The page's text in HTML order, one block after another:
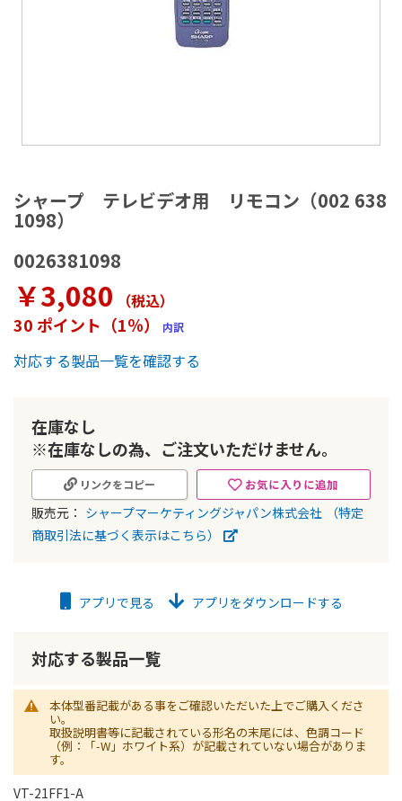
シャープ テレビデオ用 リモコン（002 638
1098）
0026381098
￥3,080 （税込）
30 ポイント（1％） 内訳
対応する製品一覧を確認する
在庫なし
※在庫なしの為、ご注文いただけません。
お気に入りに追加
リンクをコピー
販売元： シャープマーケティングジャパン株式会社
（特定
商取引法に基づく表示はこちら）
メ
ー
ジ
ャ
リ
ー
の
最
初
動
アプリで見る アプリをダウンロードする
対応する製品一覧
本体型番記載がある事をご確認いただいた上でご購入くださ
い。
取扱説明書等に記載されている形名の末尾には、色調コード
（例：「-W」ホワイト系）が記載されていない場合がありま
す。
VT-21FF1-A